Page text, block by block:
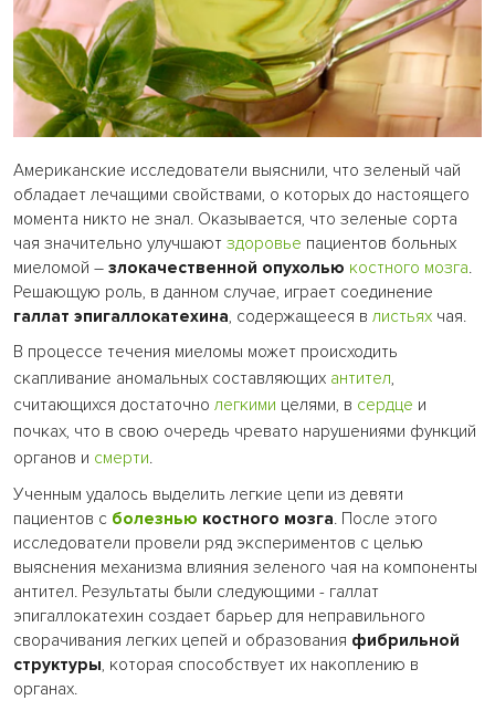
Американские исследователи выяснили, что зеленый чай
обладает лечащими свойствами, о которых до настоящего
момента никто не знал. Оказывается, что зеленые сорта
чая значительно улучшают здоровье пациентов больных
миеломой – злокачественной опухолью костного мозга.
Решающую роль, в данном случае, играет соединение
галлат эпигаллокатехина, содержащееся в листьях чая.
В процессе течения миеломы может происходить
скапливание аномальных составляющих антител,
считающихся достаточно легкими целями, в сердце и
почках, что в свою очередь чревато нарушениями функций
органов и смерти.
Ученным удалось выделить легкие цепи из девяти
пациентов с болезнью костного мозга. После этого
исследователи провели ряд экспериментов с целью
выяснения механизма влияния зеленого чая на компоненты
антител. Результаты были следующими - галлат
эпигаллокатехин создает барьер для неправильного
сворачивания легких цепей и образования фибрильной
структуры, которая способствует их накоплению в
органах.